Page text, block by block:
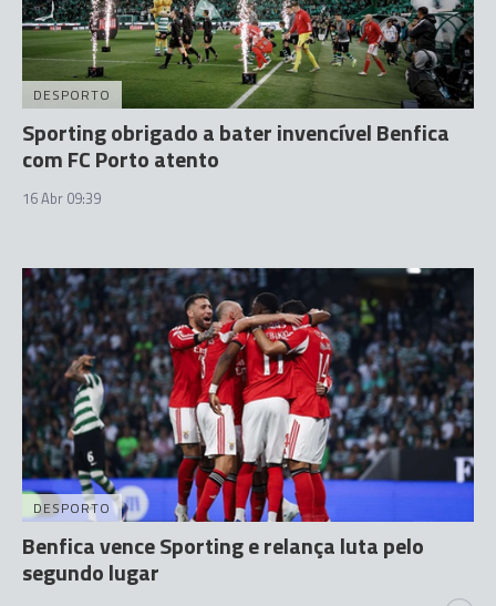
DESPORTO
Sporting obrigado a bater invencível Benfica
com FC Porto atento
16 Abr 09:39
DESPORTO
Benfica vence Sporting e relança luta pelo
segundo lugar